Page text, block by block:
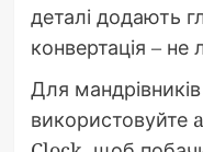
деталі додають
конвертація –
Для
використовуйте